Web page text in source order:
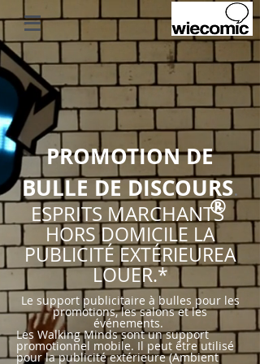
PROMOTION DE
BULLE DE DISCOURS​.
ESPRITS MARCHANTS
HORS DOMICILE LA
PUBLICITÉ EXTÉRIEUREA
LOUER.*
Le support publicitaire à bulles pour les
promotions, les salons et les
événements.
Les Walking Minds sont un support
promotionnel mobile. Il peut être utilisé
pour la publicité extérieure (Ambient
®